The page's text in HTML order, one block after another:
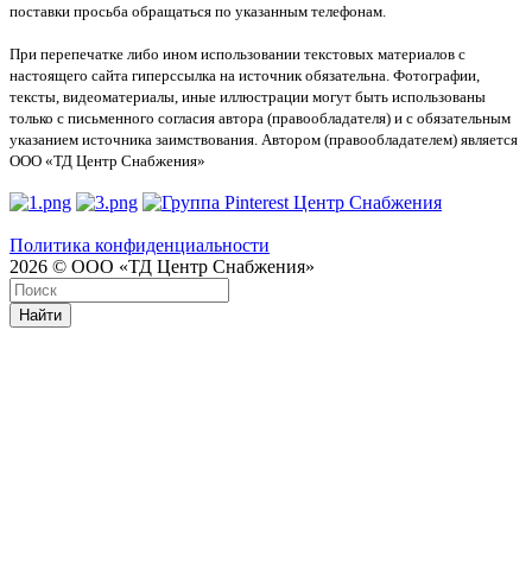
поставки просьба обращаться по указанным телефонам.
При перепечатке либо ином использовании текстовых материалов с
настоящего сайта гиперссылка на источник обязательна. Фотографии,
тексты, видеоматериалы, иные иллюстрации могут быть использованы
только с письменного согласия автора (правообладателя) и с обязательным
указанием источника заимствования. Автором (правообладателем) является
ООО «ТД Центр Снабжения»
Политика конфиденциальности
2026 © ООО «ТД Центр Снабжения»
Найти